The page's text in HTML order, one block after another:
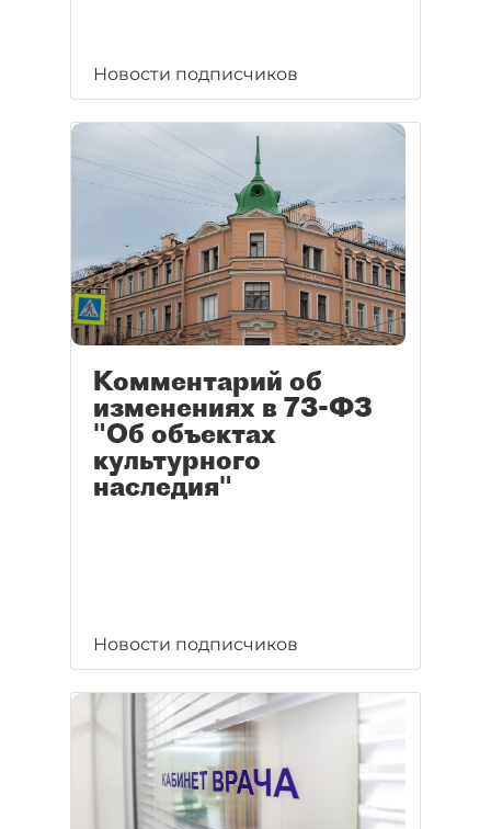
Новости подписчиков
Комментарий об
изменениях в 73-ФЗ
"Об объектах
культурного
наследия"
Новости подписчиков